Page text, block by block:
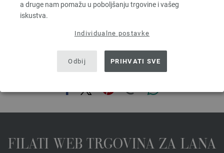
a druge nam pomažu u poboljšanju trgovine i vašeg
iskustva.
Individualne postavke
Odbij PRIHVATI SVE
prev next
PODIJELI OVU STRANICU
FILATI WEB TRGOVINA ZA LANA